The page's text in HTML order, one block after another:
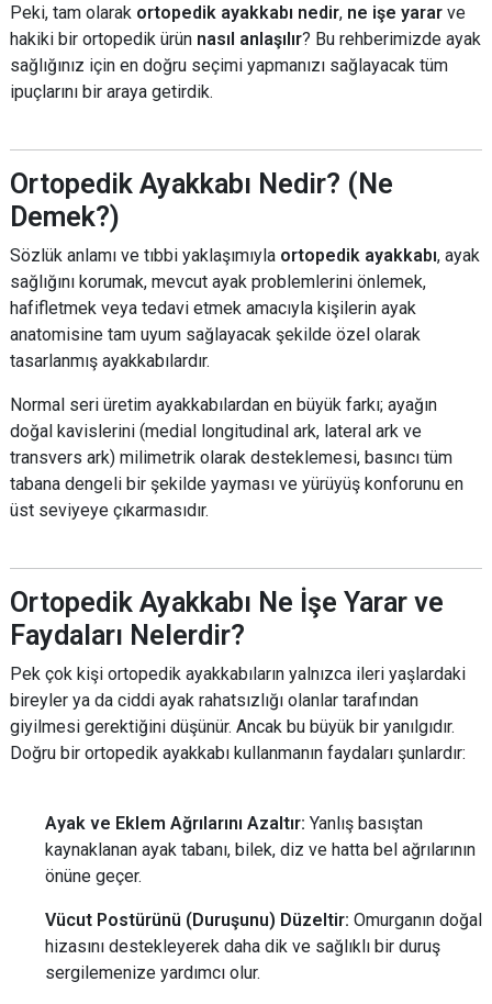
Peki, tam olarak ortopedik ayakkabı nedir, ne işe yarar ve
hakiki bir ortopedik ürün nasıl anlaşılır? Bu rehberimizde ayak
sağlığınız için en doğru seçimi yapmanızı sağlayacak tüm
ipuçlarını bir araya getirdik.
Ortopedik Ayakkabı Nedir? (Ne
Demek?)
Sözlük anlamı ve tıbbi yaklaşımıyla ortopedik ayakkabı, ayak
sağlığını korumak, mevcut ayak problemlerini önlemek,
hafifletmek veya tedavi etmek amacıyla kişilerin ayak
anatomisine tam uyum sağlayacak şekilde özel olarak
tasarlanmış ayakkabılardır.
Normal seri üretim ayakkabılardan en büyük farkı; ayağın
doğal kavislerini (medial longitudinal ark, lateral ark ve
transvers ark) milimetrik olarak desteklemesi, basıncı tüm
tabana dengeli bir şekilde yayması ve yürüyüş konforunu en
üst seviyeye çıkarmasıdır.
Ortopedik Ayakkabı Ne İşe Yarar ve
Faydaları Nelerdir?
Pek çok kişi ortopedik ayakkabıların yalnızca ileri yaşlardaki
bireyler ya da ciddi ayak rahatsızlığı olanlar tarafından
giyilmesi gerektiğini düşünür. Ancak bu büyük bir yanılgıdır.
Doğru bir ortopedik ayakkabı kullanmanın faydaları şunlardır:
Ayak ve Eklem Ağrılarını Azaltır: Yanlış basıştan
kaynaklanan ayak tabanı, bilek, diz ve hatta bel ağrılarının
önüne geçer.
Vücut Postürünü (Duruşunu) Düzeltir: Omurganın doğal
hizasını destekleyerek daha dik ve sağlıklı bir duruş
sergilemenize yardımcı olur.